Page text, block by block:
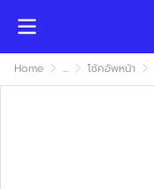
Home ... โช้คอัพหน้า